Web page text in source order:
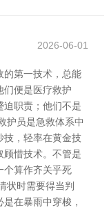
2026-06-01
的第一技术，总能
便是医疗救护
迫职责；他们不是
护员是急救体系中
技，轻率在黄金技
顾惜技术。不管是
个算作齐关乎死
状时需要得当判
在暴雨中穿梭，